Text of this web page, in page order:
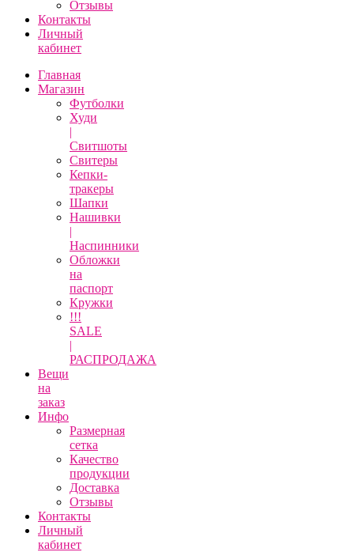
Отзывы
Контакты
Личный
кабинет
Главная
Магазин
Футболки
Худи
|
Свитшоты
Свитеры
Кепки-
тракеры
Шапки
Нашивки
|
Наспинники
Обложки
на
паспорт
Кружки
!!!
SALE
|
РАСПРОДАЖА
Вещи
на
заказ
Инфо
Размерная
сетка
Качество
продукции
Доставка
Отзывы
Контакты
Личный
кабинет